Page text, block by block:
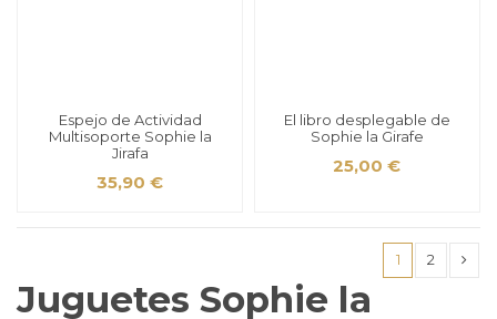
Juguetes Sophie la
Espejo de Actividad
Multisoporte Sophie la
Jirafa
35,90 €
El libro desplegable de
Sophie la Girafe
25,00 €
1 2